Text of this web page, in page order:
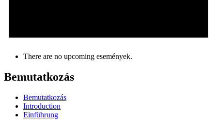
There are no upcoming események.
Bemutatkozás
Bemutatkozás
Introduction
Einführung